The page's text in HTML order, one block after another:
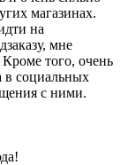
магазинах.
на
мне
того, очень
в социальных
с ними.